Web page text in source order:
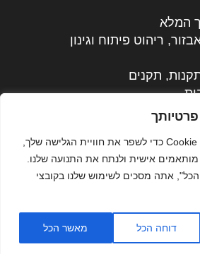
אנו משתמשים בקובצי Cookie כדי לשפר את חוויית הגלישה שלך,
מותאמים אישית ולנתח את התנועה שלנו.
אתה מסכים לשימוש שלנו בקובצי
דוחה הכל מאשר הכל
המלא
ריהוט פיתוח וגינון
תקנות, תקנים
ועסקאות
מתקדמות
והמלצות
© אדריכלות ובניה בישראל